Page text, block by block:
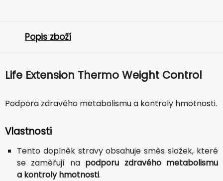
Popis zboží
Life Extension Thermo Weight Control
Podpora zdravého metabolismu a kontroly hmotnosti.
Vlastnosti
Tento doplněk stravy obsahuje směs složek, které
se zaměřují na podporu zdravého metabolismu
a kontroly hmotnosti.